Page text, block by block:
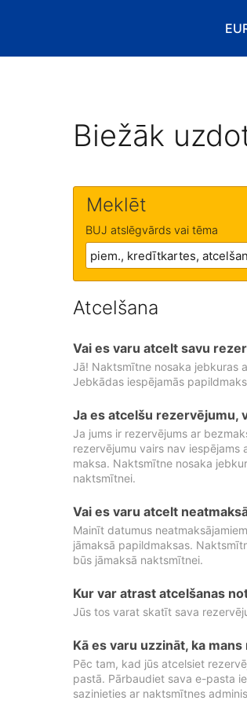
Biežāk
Meklēt
BUJ atslēgvārds vai tēma
Atcelšana
Vai es varu atcelt savu
Jā! Naktsmītne nosaka jebkuras
Jebkādas iespējamās
Ja es atcelšu rezervējumu,
Ja jums ir rezervējums ar
rezervējumu vairs nav
maksa. Naktsmītne nosaka
naktsmītnei.
Vai es varu atcelt
Mainīt datumus
jāmaksā papildmaksas.
būs jāmaksā naktsmītnei.
Kur var atrast atcelšanas
Jūs tos varat skatīt sava
Kā es varu uzzināt, ka
Pēc tam, kad jūs atcelsiet
pastā. Pārbaudiet sava e-pasta
sazinieties ar naktsmītnes